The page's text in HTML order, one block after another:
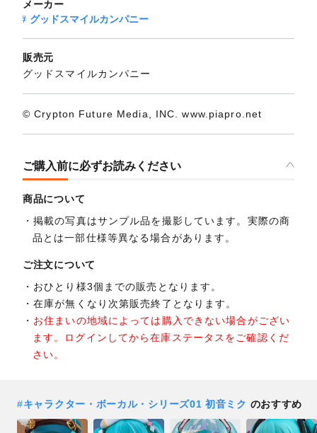
メーカー
グッドスマイルカンパニー
販売元
グッドスマイルカンパニー
© Crypton Future Media, INC. www.piapro.net
ご購入前に必ずお読みください
商品について
掲載の写真はサンプル品を撮影しています。実際の商
品とは一部仕様等異なる場合があります。
ご注文について
おひとり様3個までの販売となります。
在庫が無くなり次第販売終了となります。
お住まいの地域によっては購入できない場合がござい
ます。ログインしてから在庫ステータスをご確認くだ
さい。
#キャラクター・ボーカル・シリーズ01 初音ミク のおすすめ